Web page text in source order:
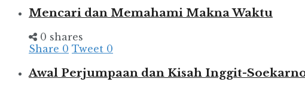
Mencari dan Memahami Makna Waktu
0 shares
Share 0 Tweet 0
Awal Perjumpaan dan Kisah Inggit-